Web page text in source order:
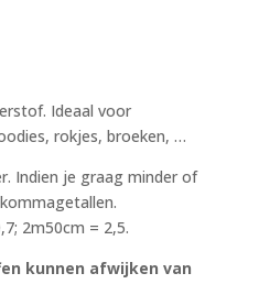
Ideaal voor
rokjes, broeken, …
Indien je graag minder of
2m50cm = 2,5.
kunnen afwijken van